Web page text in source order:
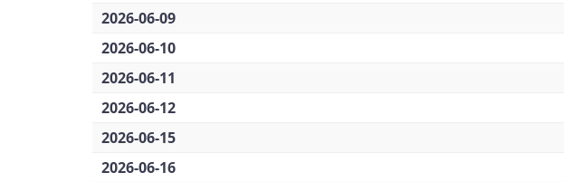
2026-06-09
2026-06-10
2026-06-11
2026-06-12
2026-06-15
2026-06-16